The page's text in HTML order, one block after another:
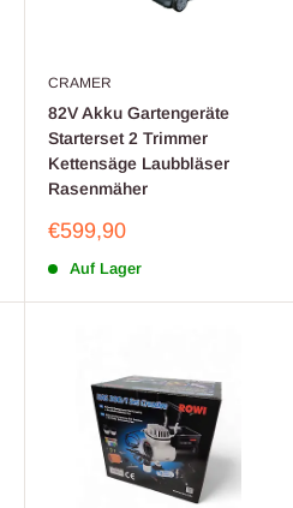
CRAMER
82V Akku Gartengeräte
Starterset 2 Trimmer
Kettensäge Laubbläser
Rasenmäher
Sonderpreis
€599,90
Auf Lager